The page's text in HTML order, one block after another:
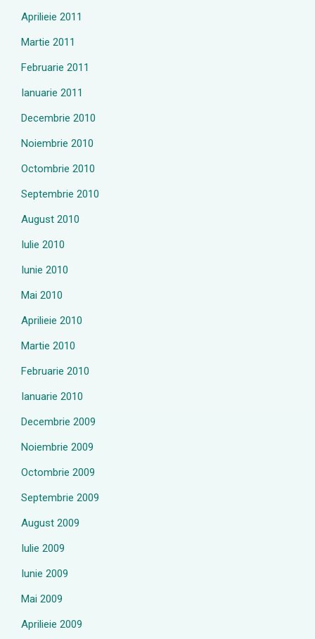
Aprilieie 2011
Martie 2011
Februarie 2011
Ianuarie 2011
Decembrie 2010
Noiembrie 2010
Octombrie 2010
Septembrie 2010
August 2010
Iulie 2010
Iunie 2010
Mai 2010
Aprilieie 2010
Martie 2010
Februarie 2010
Ianuarie 2010
Decembrie 2009
Noiembrie 2009
Octombrie 2009
Septembrie 2009
August 2009
Iulie 2009
Iunie 2009
Mai 2009
Aprilieie 2009